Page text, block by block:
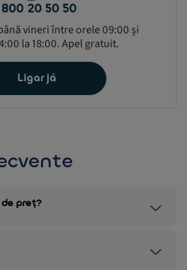
20 50 50
vineri între orele 09:00 și
la 18:00. Apel gratuit.
Ligar já
preț?